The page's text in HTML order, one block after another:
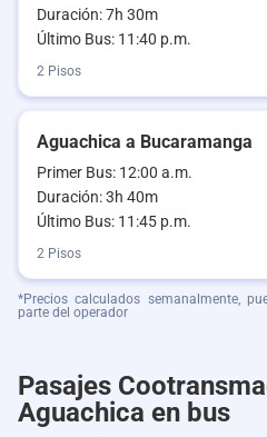
Duración: 7h 30m
Último Bus: 11:40 p.m.
2 Pisos
Aguachica a Bucaramanga
Primer Bus: 12:00 a.m.
Duración: 3h 40m
Último Bus: 11:45 p.m.
2 Pisos
*Precios calculados semanalmente,
parte del operador
Pasajes
Aguachica en bus